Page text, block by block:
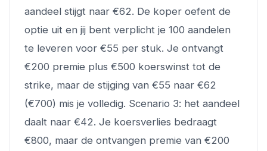
aandeel stijgt naar €62. De koper oefent de
optie uit en jij bent verplicht je 100 aandelen
te leveren voor €55 per stuk. Je ontvangt
€200 premie plus €500 koerswinst tot de
strike, maar de stijging van €55 naar €62
(€700) mis je volledig. Scenario 3: het aandeel
daalt naar €42. Je koersverlies bedraagt
€800, maar de ontvangen premie van €200